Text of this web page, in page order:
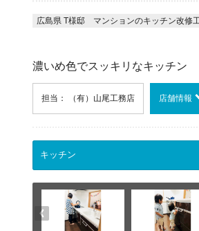
広島県 T様邸 マンションのキッチン改修
濃いめ色でスッキリなキッチン
担当： （有）山尾工務店 店舗情報